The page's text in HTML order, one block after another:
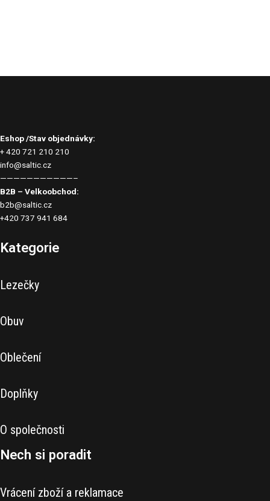
Eshop /Stav objednávky:
+ 420 721 210 210
info@saltic.cz
———————————–
B2B – Velkoobchod:
b2b@saltic.cz
+420 737 941 684
Kategorie
Lezečky
Obuv
Oblečení
Doplňky
O společnosti
Nech si poradit
Vrácení zboží a reklamace